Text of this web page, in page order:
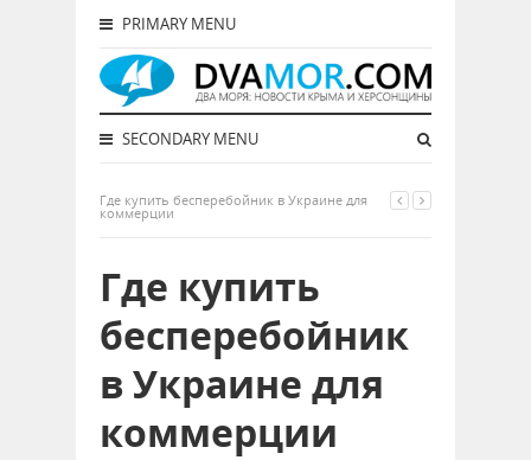
PRIMARY MENU
SECONDARY MENU
Где купить бесперебойник в Украине для
коммерции
Где купить
бесперебойник
в Украине для
коммерции